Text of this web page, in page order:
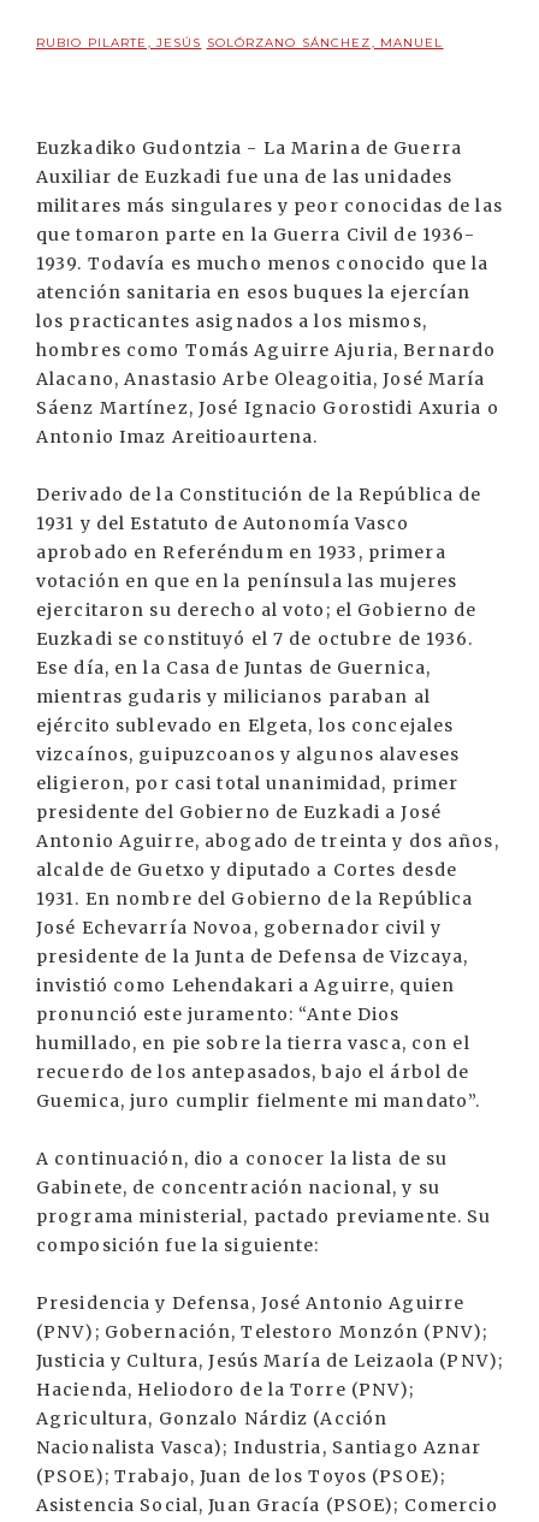
RUBIO PILARTE, JESÚS SOLÓRZANO SÁNCHEZ, MANUEL
Euzkadiko Gudontzia - La Marina de Guerra
Auxiliar de Euzkadi fue una de las unidades
militares más singulares y peor conocidas de las
que tomaron parte en la Guerra Civil de 1936-
1939. Todavía es mucho menos conocido que la
atención sanitaria en esos buques la ejercían
los practicantes asignados a los mismos,
hombres como Tomás Aguirre Ajuria, Bernardo
Alacano, Anastasio Arbe Oleagoitia, José María
Sáenz Martínez, José Ignacio Gorostidi Axuria o
Antonio Imaz Areitioaurtena.
Derivado de la Constitución de la República de
1931 y del Estatuto de Autonomía Vasco
aprobado en Referéndum en 1933, primera
votación en que en la península las mujeres
ejercitaron su derecho al voto; el Gobierno de
Euzkadi se constituyó el 7 de octubre de 1936.
Ese día, en la Casa de Juntas de Guernica,
mientras gudaris y milicianos paraban al
ejército sublevado en Elgeta, los concejales
vizcaínos, guipuzcoanos y algunos alaveses
eligieron, por casi total unanimidad, primer
presidente del Gobierno de Euzkadi a José
Antonio Aguirre, abogado de treinta y dos años,
alcalde de Guetxo y diputado a Cortes desde
1931. En nombre del Gobierno de la República
José Echevarría Novoa, gobernador civil y
presidente de la Junta de Defensa de Vizcaya,
invistió como Lehendakari a Aguirre, quien
pronunció este juramento: “Ante Dios
humillado, en pie sobre la tierra vasca, con el
recuerdo de los antepasados, bajo el árbol de
Guemica, juro cumplir fielmente mi mandato”.
A continuación, dio a conocer la lista de su
Gabinete, de concentración nacional, y su
programa ministerial, pactado previamente. Su
composición fue la siguiente:
Presidencia y Defensa, José Antonio Aguirre
(PNV); Gobernación, Telestoro Monzón (PNV);
Justicia y Cultura, Jesús María de Leizaola (PNV);
Hacienda, Heliodoro de la Torre (PNV);
Agricultura, Gonzalo Nárdiz (Acción
Nacionalista Vasca); Industria, Santiago Aznar
(PSOE); Trabajo, Juan de los Toyos (PSOE);
Asistencia Social, Juan Gracía (PSOE); Comercio